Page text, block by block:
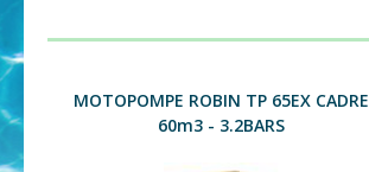
MOTOPOMPE ROBIN TP 65EX CADRE
60m3 - 3.2BARS